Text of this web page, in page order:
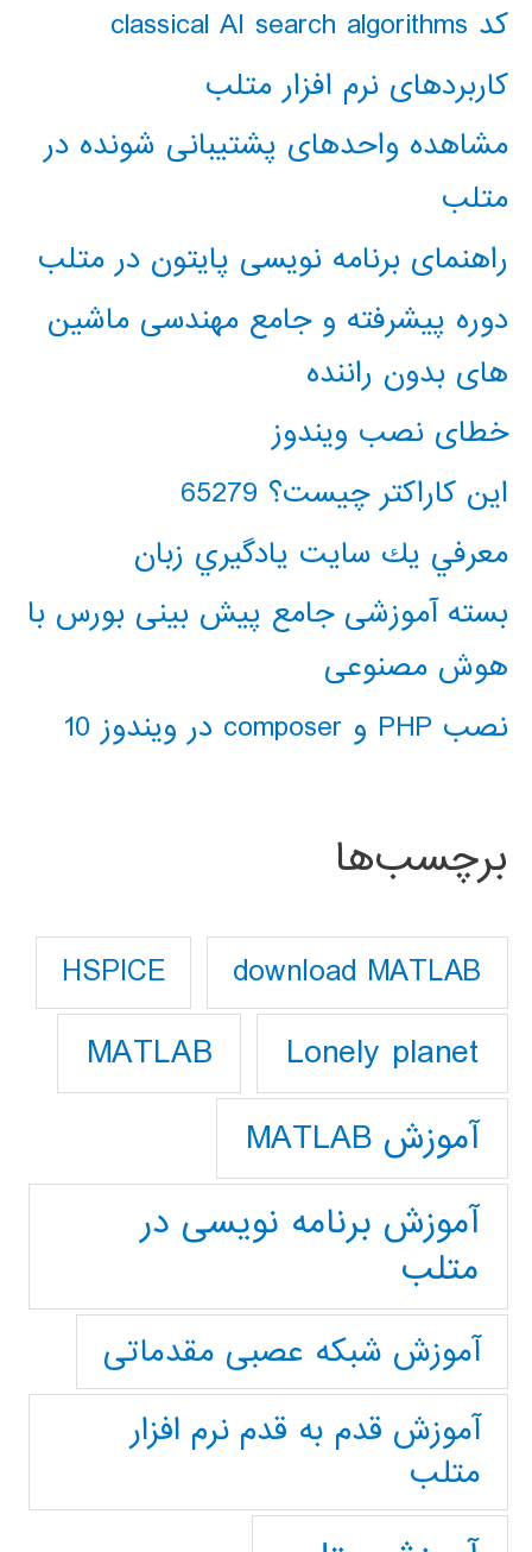
کد classical AI search algorithms
کاربردهای نرم افزار متلب
مشاهده واحدهای پشتیبانی شونده در
متلب
راهنمای برنامه نویسی پایتون در متلب
دوره پیشرفته و جامع مهندسی ماشین
های بدون راننده
خطای نصب ویندوز
این کاراکتر چیست؟ 65279
معرفي يك سايت يادگيري زبان
بسته آموزشی جامع پیش بینی بورس با
هوش مصنوعی
نصب PHP و composer در ویندوز 10
برچسب‌ها
download MATLAB
HSPICE
Lonely planet
MATLAB
آموزش MATLAB
آموزش برنامه نویسی در
متلب
آموزش شبکه عصبی مقدماتی
آموزش قدم به قدم نرم افزار
متلب